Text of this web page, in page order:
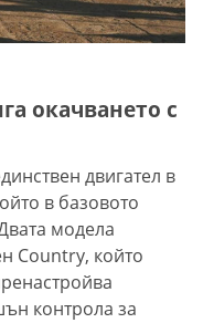
окачването с
двигател в
в базовото
модела
Country, който
контрола за